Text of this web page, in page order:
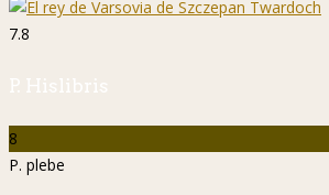
7.8
P. Hislibris
8
P. plebe